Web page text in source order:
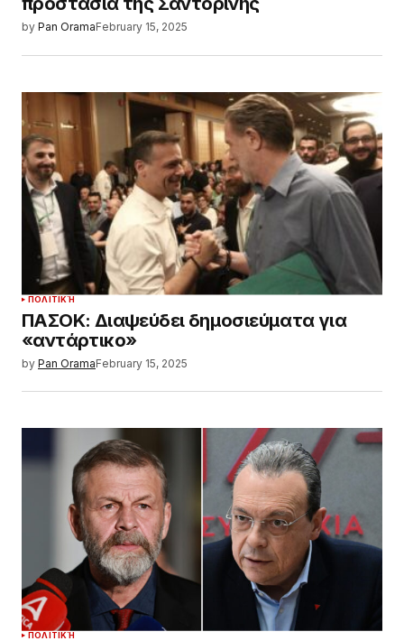
by Pan OramaFebruary 15, 2025
ΠΟΛΙΤΙΚΉ
ΠΑΣΟΚ: Διαψεύδει δημοσιεύματα για
«αντάρτικο»
by Pan OramaFebruary 15, 2025
ΠΟΛΙΤΙΚΉ